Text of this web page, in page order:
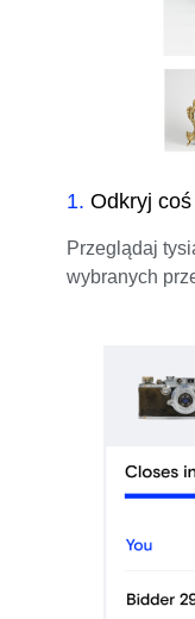
1. Odkryj
Przeglądaj
wybranych